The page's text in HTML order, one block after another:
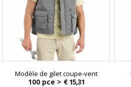
Modèle de gilet coupe-vent
100 pce > € 15,31